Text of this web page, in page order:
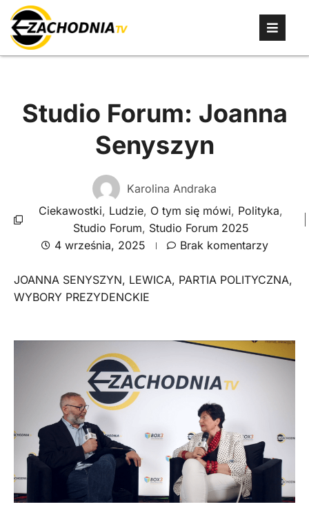
Studio Forum: Joanna
Senyszyn
Karolina Andraka
Ciekawostki, Ludzie, O tym się mówi, Polityka,
Studio Forum, Studio Forum 2025
4 września, 2025
Brak komentarzy
JOANNA SENYSZYN, LEWICA, PARTIA POLITYCZNA,
WYBORY PREZYDENCKIE